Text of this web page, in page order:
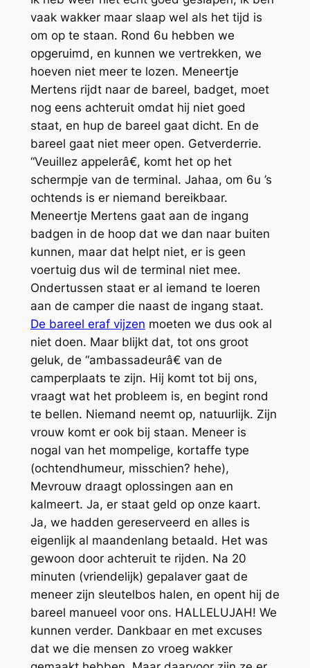
vaak wakker maar slaap wel als het tijd is
om op te staan. Rond 6u hebben we
opgeruimd, en kunnen we vertrekken, we
hoeven niet meer te lozen. Meneertje
Mertens rijdt naar de bareel, badget, moet
nog eens achteruit omdat hij niet goed
staat, en hup de bareel gaat dicht. En de
bareel gaat niet meer open. Getverderrie.
“Veuillez appelerâ€, komt het op het
schermpje van de terminal. Jahaa, om 6u ’s
ochtends is er niemand bereikbaar.
Meneertje Mertens gaat aan de ingang
badgen in de hoop dat we dan naar buiten
kunnen, maar dat helpt niet, er is geen
voertuig dus wil de terminal niet mee.
Ondertussen staat er al iemand te loeren
aan de camper die naast de ingang staat.
De bareel eraf vijzen moeten we dus ook al
niet doen. Maar blijkt dat, tot ons groot
geluk, de “ambassadeurâ€ van de
camperplaats te zijn. Hij komt tot bij ons,
vraagt wat het probleem is, en begint rond
te bellen. Niemand neemt op, natuurlijk. Zijn
vrouw komt er ook bij staan. Meneer is
nogal van het mompelige, kortaffe type
(ochtendhumeur, misschien? hehe),
Mevrouw draagt oplossingen aan en
kalmeert. Ja, er staat geld op onze kaart.
Ja, we hadden gereserveerd en alles is
eigenlijk al maandenlang betaald. Het was
gewoon door achteruit te rijden. Na 20
minuten (vriendelijk) gepalaver gaat de
meneer zijn sleutelbos halen, en opent hij de
bareel manueel voor ons. HALLELUJAH! We
kunnen verder. Dankbaar en met excuses
dat we die mensen zo vroeg wakker